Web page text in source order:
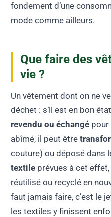
fondement d’une
mode comme ailleurs.
Que faire des
vie ?
Un vêtement dont on ne
déchet : s’il est en bon
revendu ou échangé pour
abîmé, il peut être
couture) ou déposé dans
textile prévues à cet
réutilisé ou recyclé en
faut jamais faire, c’est le
les textiles y finissent